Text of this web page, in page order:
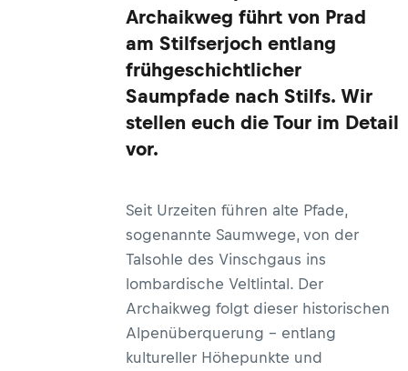
Archaikweg führt von Prad
am Stilfserjoch entlang
frühgeschichtlicher
Saumpfade nach Stilfs. Wir
stellen euch die Tour im Detail
vor.
Seit Urzeiten führen alte Pfade,
sogenannte Saumwege, von der
Talsohle des Vinschgaus ins
lombardische Veltlintal. Der
Archaikweg folgt dieser historischen
Alpenüberquerung – entlang
kultureller Höhepunkte und